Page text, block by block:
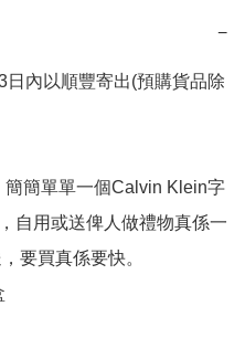
−
內以順豐寄出(預購貨品除
簡單單一個Calvin Klein字
自用或送俾人做禮物真係一
要買真係要快。